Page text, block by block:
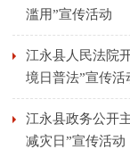
滥用”宣传活动
江永县人民法院
境日普法”宣传活
江永县政务公开
减灾日”宣传活动